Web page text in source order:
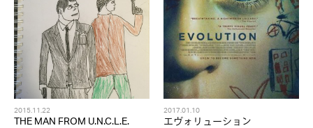
2015.11.22
THE MAN FROM U.N.C.L.E.
2017.01.10
エヴォリューション